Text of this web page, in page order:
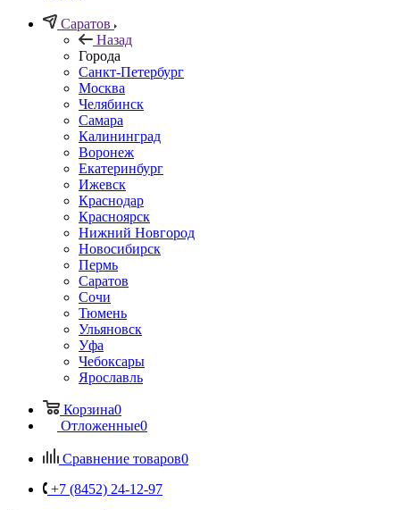
Саратов
Назад
Города
Санкт-Петербург
Москва
Челябинск
Самара
Калининград
Воронеж
Екатеринбург
Ижевск
Краснодар
Красноярск
Нижний Новгород
Новосибирск
Пермь
Саратов
Сочи
Тюмень
Ульяновск
Уфа
Чебоксары
Ярославль
Корзина0
Отложенные0
Сравнение товаров0
+7 (8452) 24-12-97